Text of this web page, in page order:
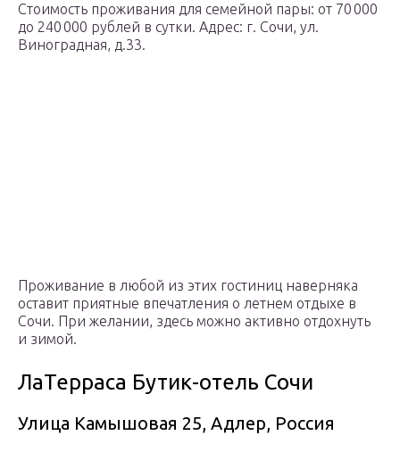
Стоимость проживания для семейной пары: от 70 000
до 240 000 рублей в сутки. Адрес: г. Сочи, ул.
Виноградная, д.33.
Проживание в любой из этих гостиниц наверняка
оставит приятные впечатления о летнем отдыхе в
Сочи. При желании, здесь можно активно отдохнуть
и зимой.
ЛаТерраса Бутик-отель Сочи
Улица Камышовая 25, Адлер, Россия